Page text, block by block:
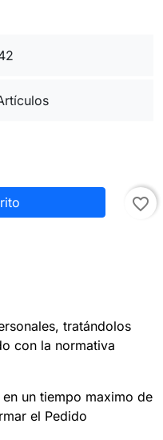
favorite_border
tratándolos
con la normativa
un tiempo maximo de
el Pedido